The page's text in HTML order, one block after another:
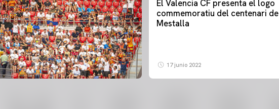
El Valencia CF presenta el logo
commemoratiu del centenari de
Mestalla
17 junio 2022